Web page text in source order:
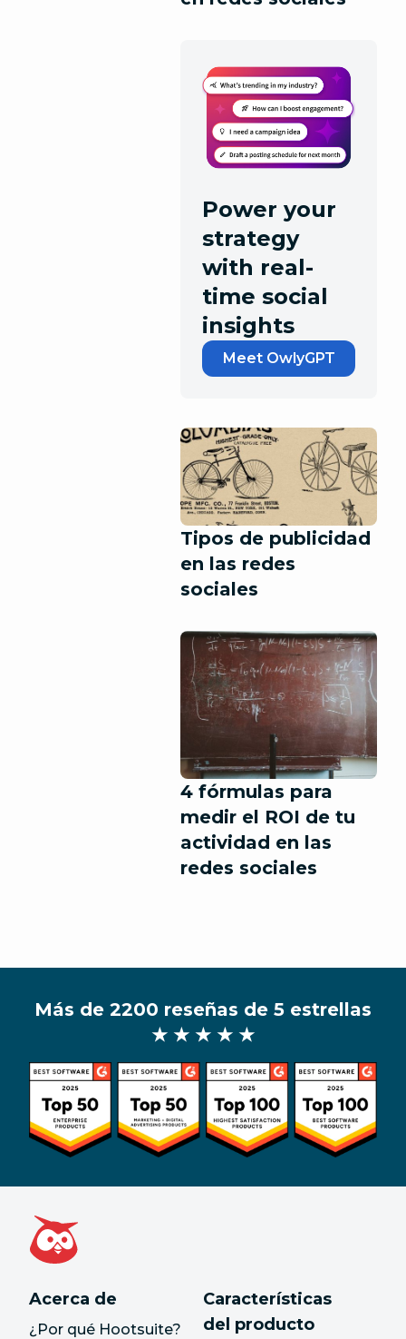
Power your
strategy
with real-
time social
insights
Meet OwlyGPT
Tipos de publicidad
en las redes
sociales
4 fórmulas para
medir el ROI de tu
actividad en las
redes sociales
Más de 2200 reseñas de 5 estrellas
★ ★ ★ ★ ★
Acerca de
¿Por qué Hootsuite?
Características
del producto